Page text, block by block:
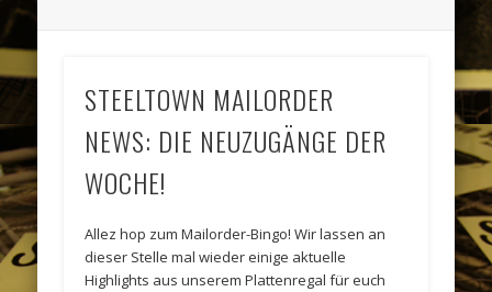
STEELTOWN MAILORDER
NEWS: DIE NEUZUGÄNGE DER
WOCHE!
Allez hop zum Mailorder-Bingo! Wir lassen an
dieser Stelle mal wieder einige aktuelle
Highlights aus unserem Plattenregal für euch